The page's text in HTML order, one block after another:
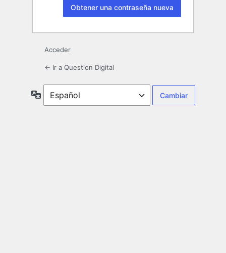
Acceder
← Ir a Question Digital
Idioma